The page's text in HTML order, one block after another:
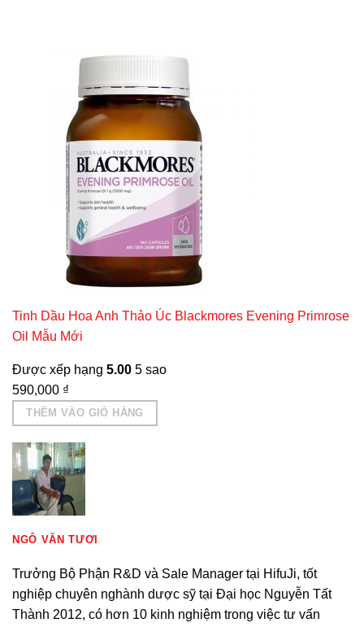
Tinh Dầu Hoa Anh Thảo Úc Blackmores Evening Primrose
Oil Mẫu Mới
Được xếp hạng 5.005 sao
590,000 ₫
THÊM VÀO GIỎ HÀNG
NGÔ VĂN TƯƠI
Trưởng Bộ Phận R&D và Sale Manager tại HifuJi, tốt
nghiệp chuyên nghành dược sỹ tại Đại học Nguyễn Tất
Thành 2012, có hơn 10 kinh nghiệm trong việc tư vấn